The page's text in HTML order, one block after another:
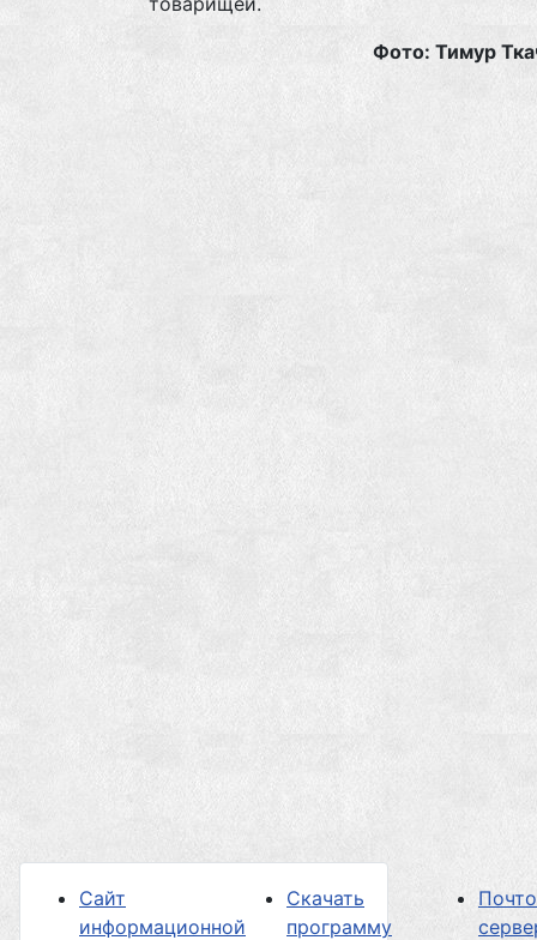
Фото: Тимур
Сайт
информационной
Скачать
программу